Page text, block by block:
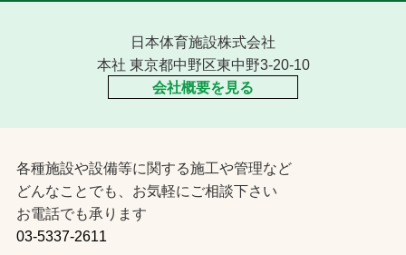
日本体育施設株式会社
本社 東京都中野区東中野3-20-10
会社概要を見る
各種施設や設備等に関する施工や管理など
どんなことでも、お気軽にご相談下さい
お電話でも承ります
03-5337-2611